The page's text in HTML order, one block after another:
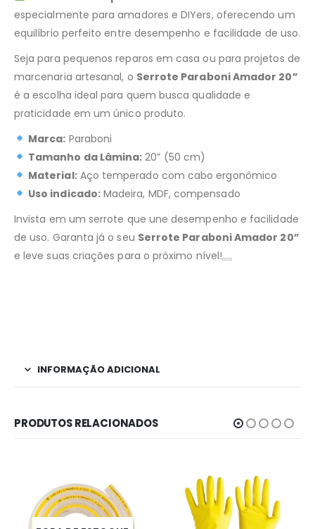
especialmente para amadores e DIYers, oferecendo um
equilíbrio perfeito entre desempenho e facilidade de uso.
Seja para pequenos reparos em casa ou para projetos de
marcenaria artesanal, o Serrote Paraboni Amador 20”
é a escolha ideal para quem busca qualidade e
praticidade em um único produto.
Marca: Paraboni
Tamanho da Lâmina: 20” (50 cm)
Material:Aço temperado com cabo ergonômico
Uso indicado:Madeira, MDF, compensado
Invista em um serrote que une desempenho e facilidade
de uso. Garanta já o seu Serrote Paraboni Amador 20”
e leve suas criações para o próximo nível!
INFORMAÇÃO ADICIONAL
PRODUTOS RELACIONADOS